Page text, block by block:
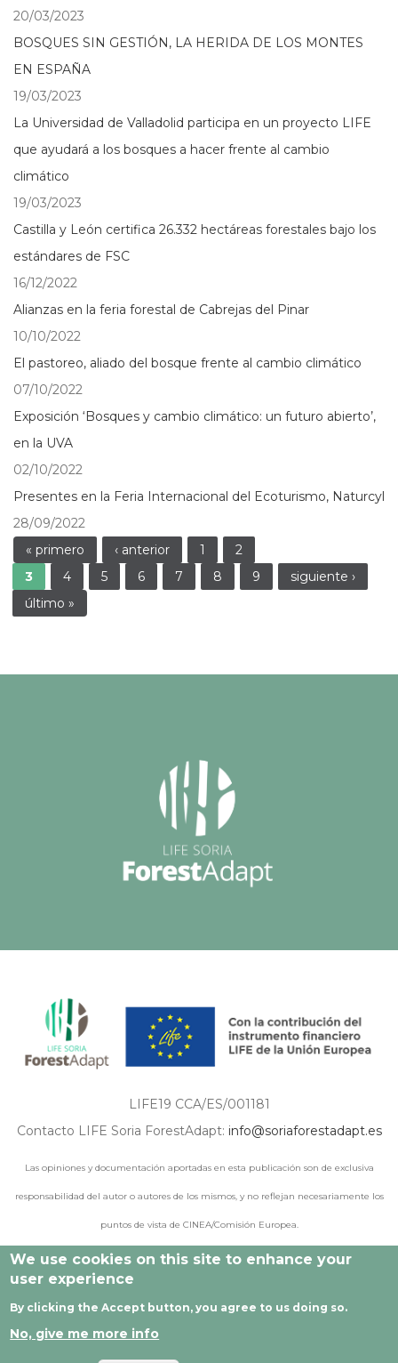
20/03/2023
BOSQUES SIN GESTIÓN, LA HERIDA DE LOS MONTES
EN ESPAÑA
19/03/2023
La Universidad de Valladolid participa en un proyecto LIFE
que ayudará a los bosques a hacer frente al cambio
climático
19/03/2023
Castilla y León certifica 26.332 hectáreas forestales bajo los
estándares de FSC
16/12/2022
Alianzas en la feria forestal de Cabrejas del Pinar
10/10/2022
El pastoreo, aliado del bosque frente al cambio climático
07/10/2022
Exposición ‘Bosques y cambio climático: un futuro abierto’,
en la UVA
02/10/2022
Presentes en la Feria Internacional del Ecoturismo, Naturcyl
28/09/2022
Páginas
« primero ‹ anterior 1
2
3
4 5 6 7 8 9
siguiente ›
último »
LIFE19 CCA/ES/001181
Contacto LIFE Soria ForestAdapt: info@soriaforestadapt.es
Las opiniones y documentación aportadas en esta publicación son de exclusiva
responsabilidad del autor o autores de los mismos, y no reflejan necesariamente los
puntos de vista de CINEA/Comisión Europea.
We use cookies on this site to enhance your
user experience
By clicking the Accept button, you agree to us doing so.
No, give me more info